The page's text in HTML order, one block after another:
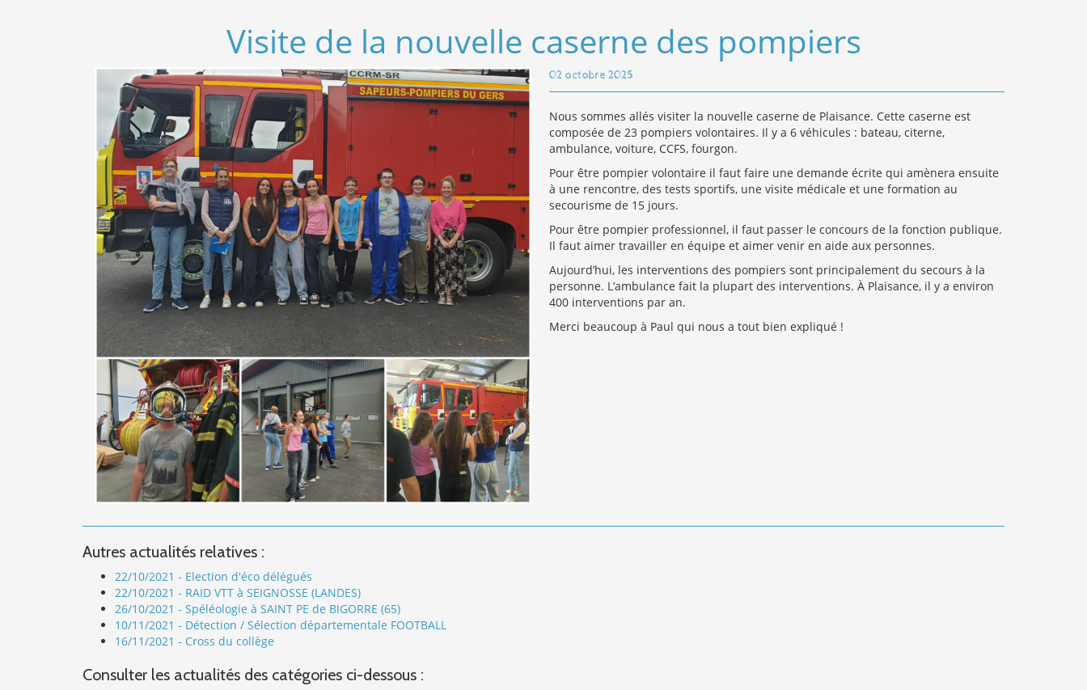
Visite de la nouvelle caserne des pompiers
02 octobre 2025
Nous sommes allés visiter la nouvelle caserne de Plaisance. Cette caserne est
composée de 23 pompiers volontaires. Il y a 6 véhicules : bateau, citerne,
ambulance, voiture, CCFS, fourgon.
Pour être pompier volontaire il faut faire une demande écrite qui amènera ensuite
à une rencontre, des tests sportifs, une visite médicale et une formation au
secourisme de 15 jours.
Pour être pompier professionnel, il faut passer le concours de la fonction publique.
Il faut aimer travailler en équipe et aimer venir en aide aux personnes.
Aujourd’hui, les interventions des pompiers sont principalement du secours à la
personne. L’ambulance fait la plupart des interventions. À Plaisance, il y a environ
400 interventions par an.
Merci beaucoup à Paul qui nous a tout bien expliqué !
Autres actualités relatives :
22/10/2021 - Election d'éco délégués
22/10/2021 - RAID VTT à SEIGNOSSE (LANDES)
26/10/2021 - Spéléologie à SAINT PE de BIGORRE (65)
10/11/2021 - Détection / Sélection départementale FOOTBALL
16/11/2021 - Cross du collège
Consulter les actualités des catégories ci-dessous :